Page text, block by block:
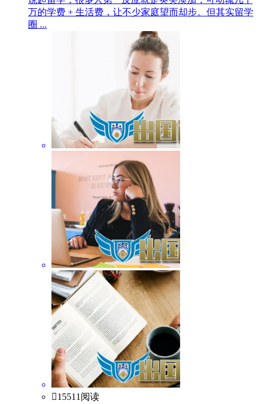
万的学费 + 生活费，让不少家庭望而却步。但其实留学
圈 ...
15511阅读